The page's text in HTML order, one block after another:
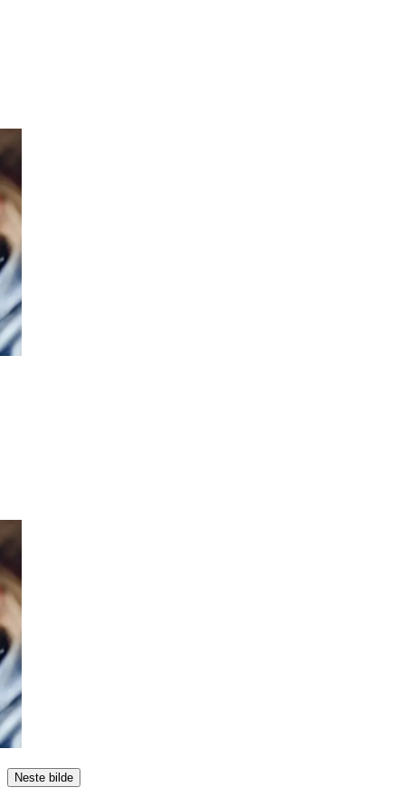
Neste bilde